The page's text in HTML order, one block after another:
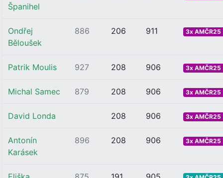
Španihel
Ondřej
Běloušek
886 206 911 3x AMČR25
Patrik Moulis 927 208 906 3x AMČR25
Michal Samec 879 208 906 3x AMČR25
David Londa 208 906 3x AMČR25
Antonín
Karásek
896 208 906 3x AMČR25